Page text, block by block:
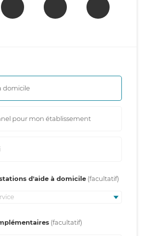
domicile
pour mon établissement
d'aide à domicile